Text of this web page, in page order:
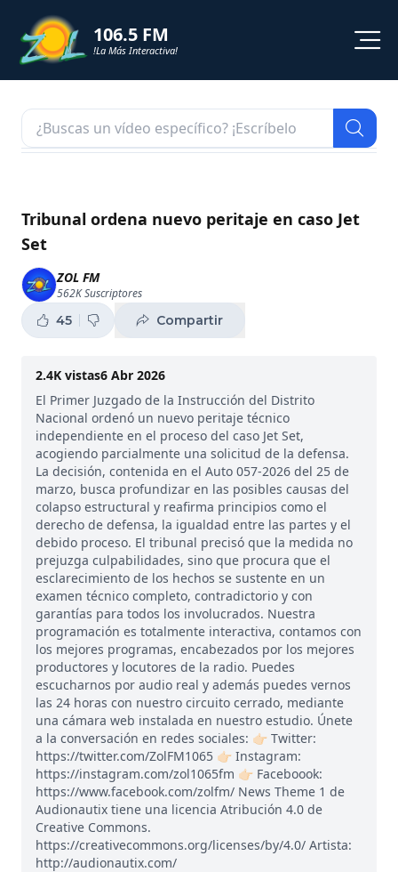
106.5 FM
!La Más Interactiva!
NOTICIAS
SHORTS
PODCAST
ZOL TV
Tribunal ordena nuevo peritaje en caso Jet
Set
ZOL FM
562KSuscriptores
45 Compartir
2.4K vistas6 Abr 2026
El Primer Juzgado de la Instrucción del Distrito
Nacional ordenó un nuevo peritaje técnico
independiente en el proceso del caso Jet Set,
acogiendo parcialmente una solicitud de la defensa.
La decisión, contenida en el Auto 057-2026 del 25 de
marzo, busca profundizar en las posibles causas del
colapso estructural y reafirma principios como el
derecho de defensa, la igualdad entre las partes y el
debido proceso. El tribunal precisó que la medida no
prejuzga culpabilidades, sino que procura que el
esclarecimiento de los hechos se sustente en un
examen técnico completo, contradictorio y con
garantías para todos los involucrados. Nuestra
programación es totalmente interactiva, contamos con
los mejores programas, encabezados por los mejores
productores y locutores de la radio. Puedes
escucharnos por audio real y además puedes vernos
las 24 horas con nuestro circuito cerrado, mediante
una cámara web instalada en nuestro estudio. Únete
a la conversación en redes sociales: 👉🏻 Twitter:
https://twitter.com/ZolFM1065 👉🏻 Instagram:
https://instagram.com/zol1065fm 👉🏻 Faceboook:
https://www.facebook.com/zolfm/ News Theme 1 de
Audionautix tiene una licencia Atribución 4.0 de
Creative Commons.
https://creativecommons.org/licenses/by/4.0/ Artista:
http://audionautix.com/